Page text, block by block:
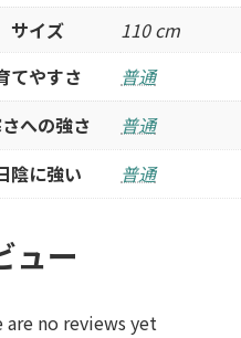
サイズ
110 cm
てやすさ
普通
への強さ
普通
陰に強い
普通
ュー
are no reviews yet